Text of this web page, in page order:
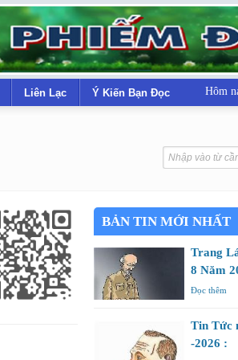
Liên Lạc Ý Kiến Bạn Đọc Hôm
BẢN TIN MỚI NHẤT
Trang
8 Năm
Đọc thêm
Tin Tức
-2026 :